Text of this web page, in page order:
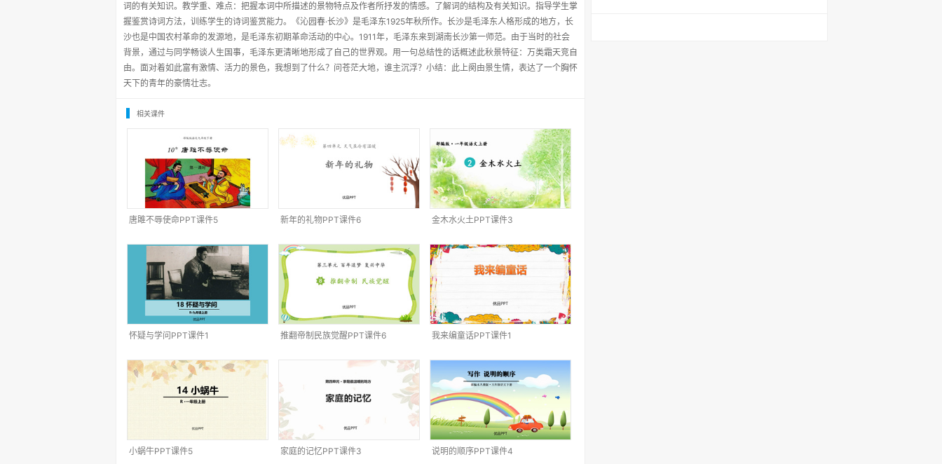
词的有关知识。教学重、难点：把握本词中所描述的景物特点及作者所抒发的情感。了解词的结构及有关知识。指导学生掌
握鉴赏诗词方法，训练学生的诗词鉴赏能力。《沁园春·长沙》是毛泽东1925年秋所作。长沙是毛泽东人格形成的地方，长
沙也是中国农村革命的发源地，是毛泽东初期革命活动的中心。1911年，毛泽东来到湖南长沙第一师范。由于当时的社会
背景，通过与同学畅谈人生国事，毛泽东更清晰地形成了自己的世界观。用一句总结性的话概述此秋景特征：万类霜天竞自
由。面对着如此富有激情、活力的景色，我想到了什么？问苍茫大地，谁主沉浮？小结：此上阕由景生情，表达了一个胸怀
天下的青年的豪情壮志。
相关课件
唐雎不辱使命PPT课件5 新年的礼物PPT课件6 金木水火土PPT课件3
怀疑与学问PPT课件1 推翻帝制民族觉醒PPT课件6 我来编童话PPT课件1
小蜗牛PPT课件5 家庭的记忆PPT课件3 说明的顺序PPT课件4